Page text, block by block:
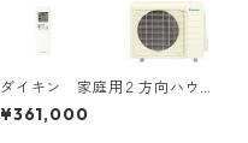
ダイキン 家庭用２方向ハウ
ジングエアコン 14～16畳用
¥361,000